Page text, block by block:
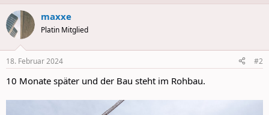
a
c
t
i
s
maxxe
Platin Mitglied
18. Februar 2024 #2
10 Monate später und der Bau steht im Rohbau.